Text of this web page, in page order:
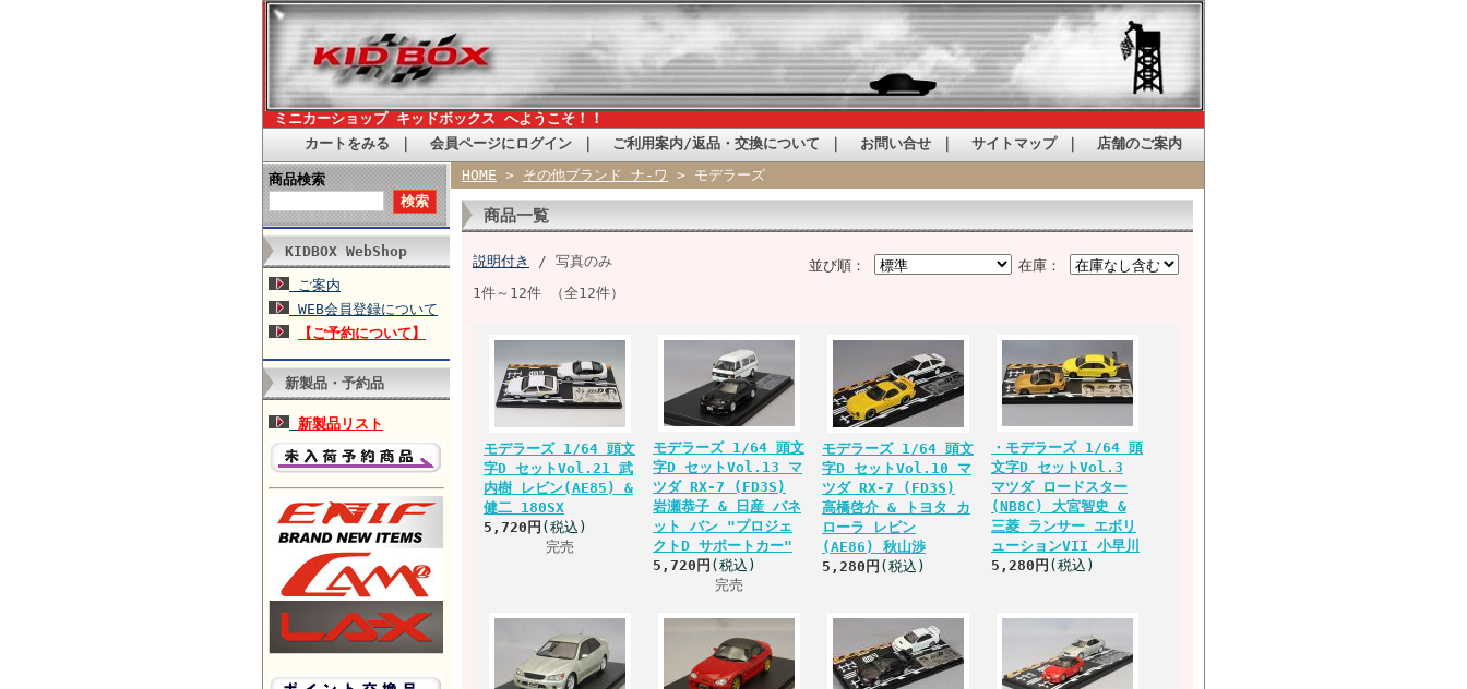
ミニカーショップ キッドボックス へようこそ！！
カートをみる
会員ページにログイン ご利用案内/返品・交換について お問い合せ サイトマップ｜ 店舗のご案内
商品検索
KIDBOX WebShop
ご案内
WEB会員登録について
【ご予約について】
新製品・予約品
新製品リスト
HOME > その他ブランド ナ-ワ > モデラーズ
商品一覧
在庫：
並び順：
説明付き
/ 写真のみ
1件～12件 （全12件）
モデラーズ 1/64 頭文
字D セットVol.21 武
内樹 レビン(AE85) &
健二 180SX
5,720円 (税込)
完売
モデラーズ 1/64 頭文
字D セットVol.13 マ
ツダ RX-7 (FD3S)
岩瀬恭子 & 日産 バネ
ット バン "プロジェ
クトD サポートカー"
5,720円 (税込)
完売
モデラーズ 1/64 頭文
字D セットVol.10 マ
ツダ RX-7 (FD3S)
高橋啓介 & トヨタ カ
ローラ レビン
(AE86) 秋山渉
5,280円 (税込)
・モデラーズ 1/64 頭
文字D セットVol.3
マツダ ロードスター
(NB8C) 大宮智史 &
三菱 ランサー エボリ
ューションVII 小早川
5,280円 (税込)